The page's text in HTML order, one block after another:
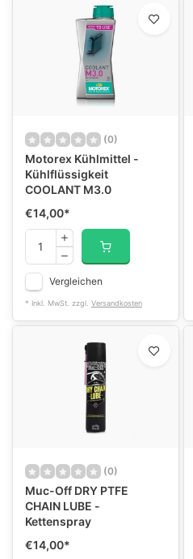
(0)
Motorex Kühlmittel -
Kühlflüssigkeit
COOLANT M3.0
€14,00*
Vergleichen
* Inkl. MwSt. zzgl. Versandkosten
(0)
Muc-Off DRY PTFE
CHAIN LUBE -
Kettenspray
€14,00*